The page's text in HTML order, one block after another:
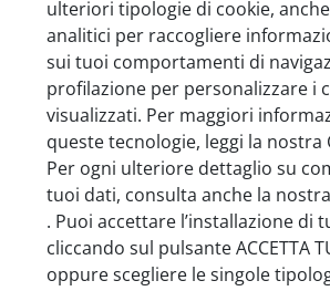
ulteriori tipologie di cookie,
analitici per raccogliere
sui tuoi comportamenti di
profilazione per personalizzare i
visualizzati. Per maggiori
queste tecnologie, leggi la nostra
Per ogni ulteriore dettaglio su
tuoi dati, consulta anche la
. Puoi accettare l’installazione di
cliccando sul pulsante ACCETTA
oppure scegliere le singole
WITOR'S OVETTI LATTE CON
LATTE 115G
Pezzi per cartone: 40